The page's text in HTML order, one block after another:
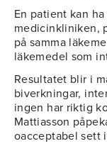
En patient kan
medicinkliniken,
på samma
läkemedel som
Resultatet blir i
biverkningar,
ingen har riktig
Mattiasson
oacceptabel sett